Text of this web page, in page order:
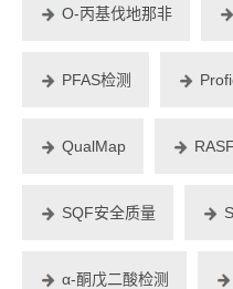
O-丙基伐地那非
PFAS检测
QualMap
SQF安全质量
α-酮戊二酸检测